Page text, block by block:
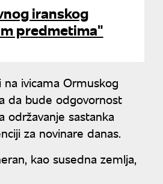
iranskog
predmetima"
ivicama Ormuskog
da bude odgovornost
održavanje sastanka
za novinare danas.
kao susedna zemlja,